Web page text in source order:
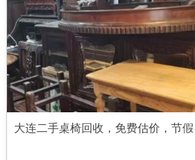
大连二手桌椅回收，免费估价，节